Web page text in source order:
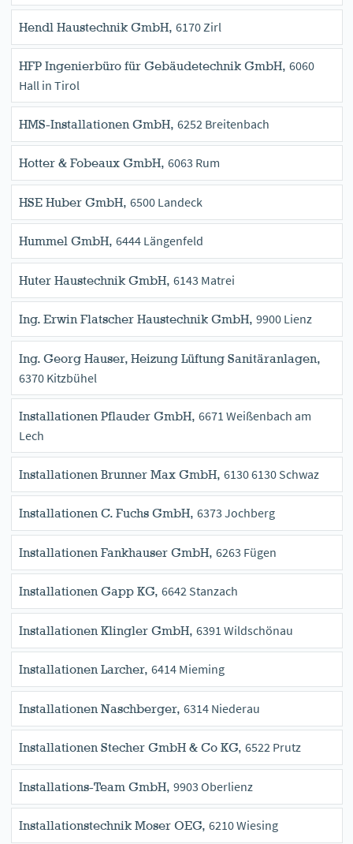
Hendl Haustechnik GmbH, 6170 Zirl
HFP Ingenierbüro für Gebäudetechnik GmbH, 6060
Hall in Tirol
HMS-Installationen GmbH, 6252 Breitenbach
Hotter & Fobeaux GmbH, 6063 Rum
HSE Huber GmbH, 6500 Landeck
Hummel GmbH, 6444 Längenfeld
Huter Haustechnik GmbH, 6143 Matrei
Ing. Erwin Flatscher Haustechnik GmbH, 9900 Lienz
Ing. Georg Hauser, Heizung Lüftung Sanitäranlagen,
6370 Kitzbühel
Installationen Pflauder GmbH, 6671 Weißenbach am
Lech
Installationen Brunner Max GmbH, 6130 6130 Schwaz
Installationen C. Fuchs GmbH, 6373 Jochberg
Installationen Fankhauser GmbH, 6263 Fügen
Installationen Gapp KG, 6642 Stanzach
Installationen Klingler GmbH, 6391 Wildschönau
Installationen Larcher, 6414 Mieming
Installationen Naschberger, 6314 Niederau
Installationen Stecher GmbH & Co KG, 6522 Prutz
Installations-Team GmbH, 9903 Oberlienz
Installationstechnik Moser OEG, 6210 Wiesing